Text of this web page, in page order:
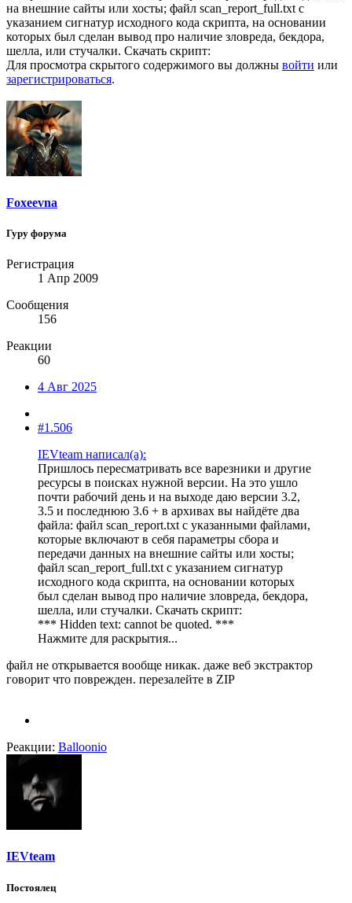
на внешние сайты или хосты; файл scan_report_full.txt с
указанием сигнатур исходного кода скрипта, на основании
которых был сделан вывод про наличие зловреда, бекдора,
шелла, или стучалки. Скачать скрипт:
Для просмотра скрытого содержимого вы должны войти или
зарегистрироваться.
Foxeevna
Гуру форума
Регистрация
1 Апр 2009
Сообщения
156
Реакции
60
4 Авг 2025
#1.506
IEVteam написал(а):
Пришлось пересматривать все варезники и другие
ресурсы в поисках нужной версии. На это ушло
почти рабочий день и на выходе даю версии 3.2,
3.5 и последнюю 3.6 + в архивах вы найдёте два
файла: файл scan_report.txt с указанными файлами,
которые включают в себя параметры сбора и
передачи данных на внешние сайты или хосты;
файл scan_report_full.txt с указанием сигнатур
исходного кода скрипта, на основании которых
был сделан вывод про наличие зловреда, бекдора,
шелла, или стучалки. Скачать скрипт:
*** Hidden text: cannot be quoted. ***
Нажмите для раскрытия...
файл не открывается вообще никак. даже веб экстрактор
говорит что поврежден. перезалейте в ZIP
Реакции: Balloonio
IEVteam
Постоялец